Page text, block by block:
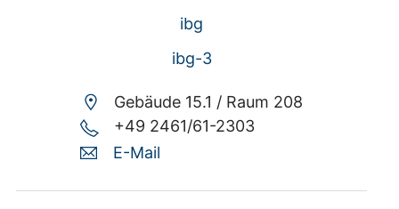
ibg
ibg-3
Gebäude 15.1 / Raum 208
+49 2461/61-2303
E-Mail